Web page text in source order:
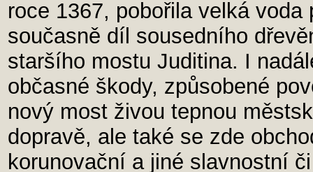
roce 1367, pobořila velká
současně díl sousedního
staršího mostu Juditina. I
občasné škody, způsobené
nový most živou tepnou
dopravě, ale také se zde
korunovační a jiné slavnostní